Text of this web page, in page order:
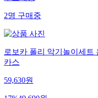
무료배송
2명구매중
로보카 폴리 악기놀이세트
카스
59,630원